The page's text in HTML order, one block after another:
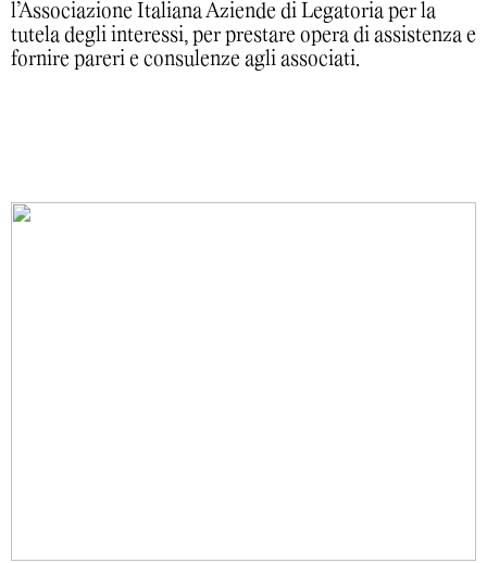
l’Associazione Italiana Aziende di Legatoria per la
tutela degli interessi, per prestare opera di assistenza e
fornire pareri e consulenze agli associati.